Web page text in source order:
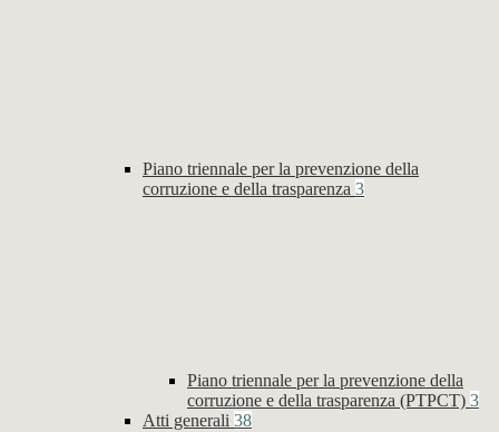
Piano triennale per la prevenzione della
corruzione e della trasparenza 3
Piano triennale per la prevenzione della
corruzione e della trasparenza (PTPCT) 3
Atti generali 38